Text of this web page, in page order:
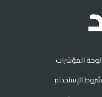
لوحة المؤشرات
شروط الإستخدام